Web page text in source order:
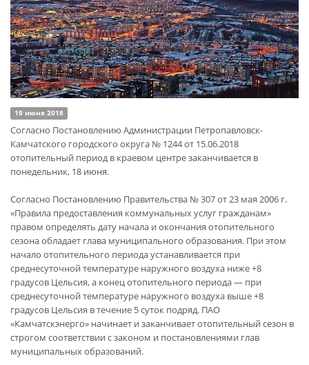
19 июня 2018
Согласно Постановлению Администрации Петропавловск-
Камчатского городского округа № 1244 от 15.06.2018
отопительный период в краевом центре заканчивается в
понедельник, 18 июня.
Согласно Постановлению Правительства № 307 от 23 мая 2006 г.
«Правила предоставления коммунальных услуг гражданам»
правом определять дату начала и окончания отопительного
сезона обладает глава муниципального образования. При этом
начало отопительного периода устанавливается при
среднесуточной температуре наружного воздуха ниже +8
градусов Цельсия, а конец отопительного периода — при
среднесуточной температуре наружного воздуха выше +8
градусов Цельсия в течение 5 суток подряд. ПАО
«Камчатскэнерго» начинает и заканчивает отопительный сезон в
строгом соответствии с законом и постановлениями глав
муниципальных образований.